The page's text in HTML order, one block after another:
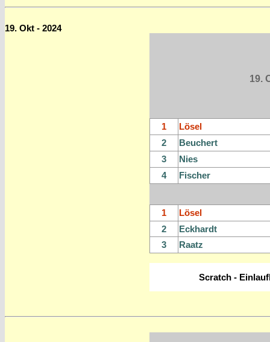
19. Okt - 2024
19.
1
Lösel
2
Beuchert
3
Nies
4
Fischer
1
Lösel
2
Eckhardt
3
Raatz
Scratch -